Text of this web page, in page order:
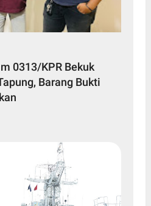
0313/KPR Bekuk
Barang Bukti